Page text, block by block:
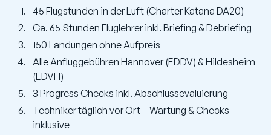
45 Flugstunden in der Luft (Charter Katana DA20)
Ca. 65 Stunden Fluglehrer inkl. Briefing & Debriefing
150 Landungen ohne Aufpreis
Alle Anfluggebühren Hannover (EDDV) & Hildesheim
(EDVH)
3 Progress Checks inkl. Abschlussevaluierung
Techniker täglich vor Ort – Wartung & Checks
inklusive